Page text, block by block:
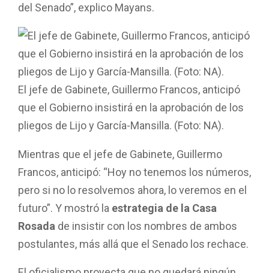
del Senado”, explico Mayans.
El jefe de Gabinete, Guillermo Francos, anticipó
que el Gobierno insistirá en la aprobación de los
pliegos de Lijo y García-Mansilla. (Foto: NA).
Mientras que el jefe de Gabinete, Guillermo
Francos, anticipó: “Hoy no tenemos los números,
pero si no lo resolvemos ahora, lo veremos en el
futuro”. Y mostró la estrategia de la Casa
Rosada de insistir con los nombres de ambos
postulantes, más allá que el Senado los rechace.